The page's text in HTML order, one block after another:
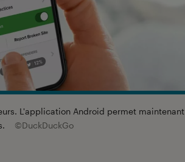
L'application Android permet maintenant
©DuckDuckGo